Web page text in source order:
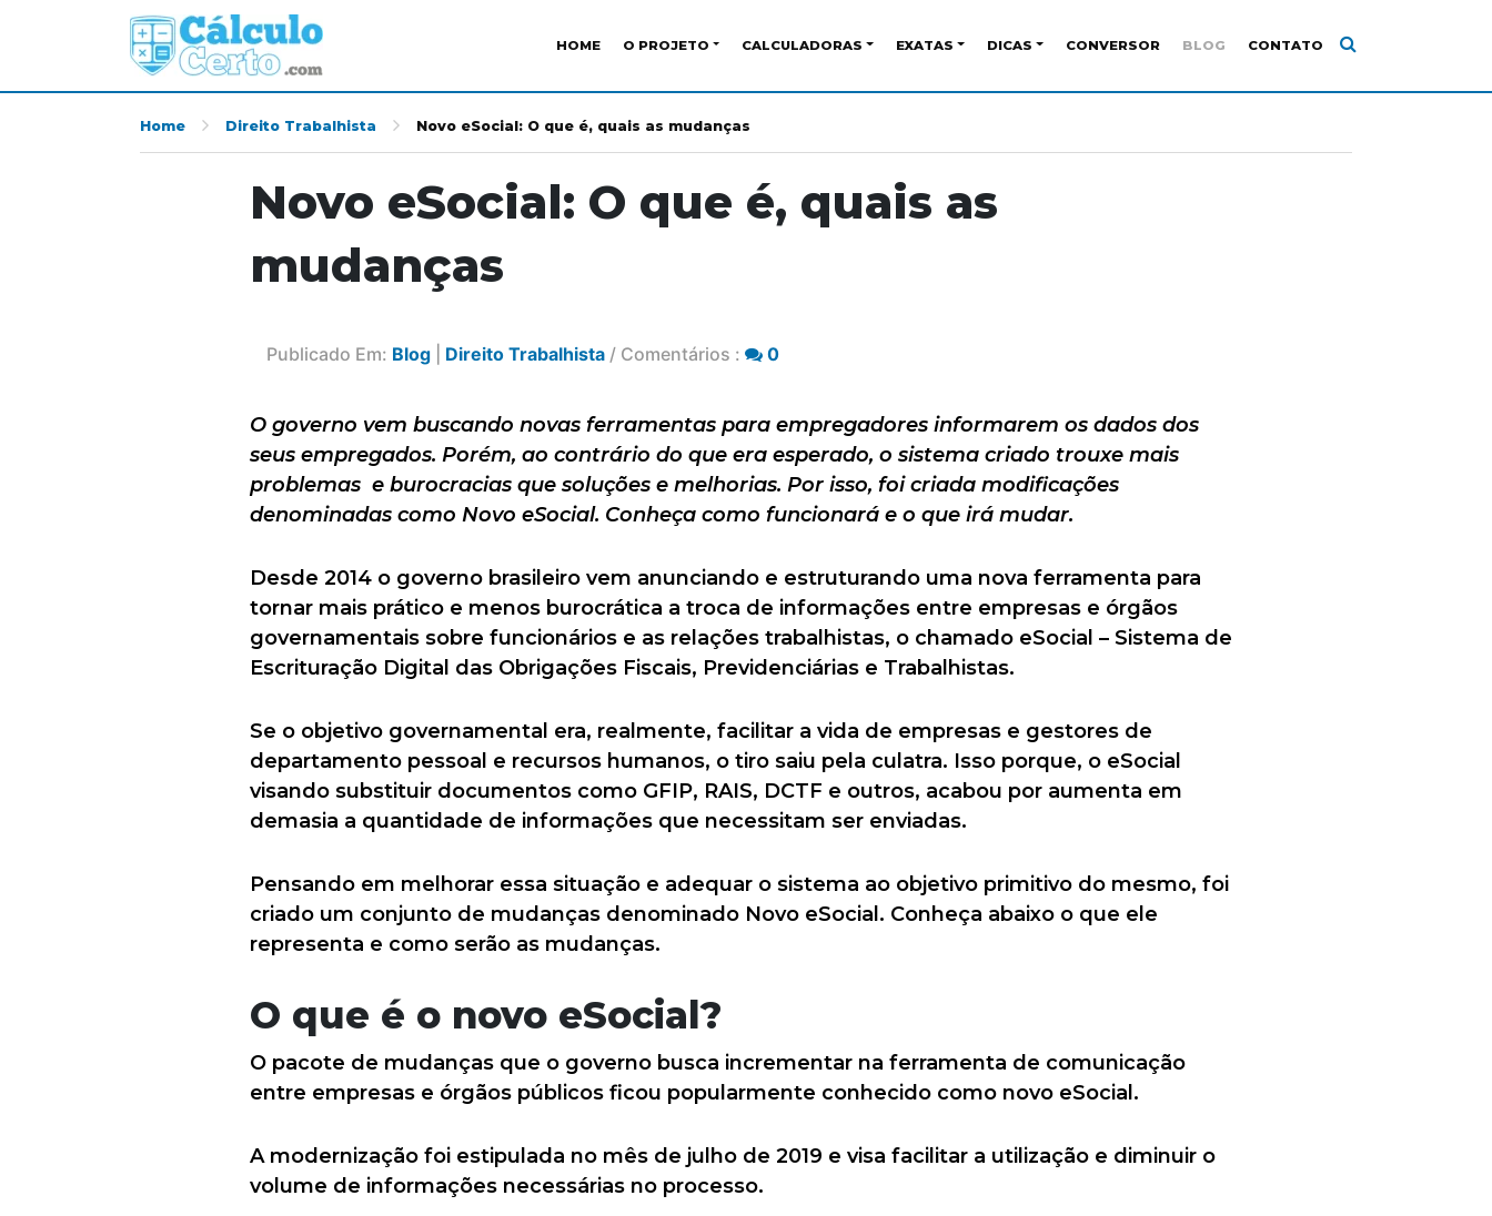
HOME O PROJETO CALCULADORAS EXATAS DICAS CONVERSOR BLOG CONTATO
Home Direito Trabalhista Novo eSocial: O que é, quais as mudanças
Novo eSocial: O que é, quais as
mudanças
Publicado Em: Blog Direito Trabalhista / Comentários : 0
O governo vem buscando novas ferramentas para empregadores informarem os dados dos
seus empregados. Porém, ao contrário do que era esperado, o sistema criado trouxe mais
problemas e burocracias que soluções e melhorias. Por isso, foi criada modificações
denominadas como Novo eSocial. Conheça como funcionará e o que irá mudar.
Desde 2014 o governo brasileiro vem anunciando e estruturando uma nova ferramenta para
tornar mais prático e menos burocrática a troca de informações entre empresas e órgãos
governamentais sobre funcionários e as relações trabalhistas, o chamado eSocial – Sistema de
Escrituração Digital das Obrigações Fiscais, Previdenciárias e Trabalhistas.
Se o objetivo governamental era, realmente, facilitar a vida de empresas e gestores de
departamento pessoal e recursos humanos, o tiro saiu pela culatra. Isso porque, o eSocial
visando substituir documentos como GFIP, RAIS, DCTF e outros, acabou por aumenta em
demasia a quantidade de informações que necessitam ser enviadas.
Pensando em melhorar essa situação e adequar o sistema ao objetivo primitivo do mesmo, foi
criado um conjunto de mudanças denominado Novo eSocial. Conheça abaixo o que ele
representa e como serão as mudanças.
O que é o novo eSocial?
O pacote de mudanças que o governo busca incrementar na ferramenta de comunicação
entre empresas e órgãos públicos ficou popularmente conhecido como novo eSocial.
A modernização foi estipulada no mês de julho de 2019 e visa facilitar a utilização e diminuir o
volume de informações necessárias no processo.